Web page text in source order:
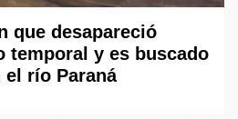
que desapareció
temporal y es buscado
el río Paraná